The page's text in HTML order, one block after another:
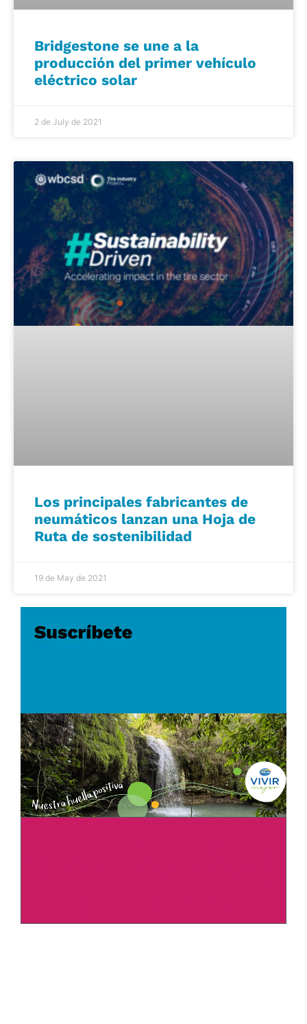
Bridgestone se une a la
producción del primer vehículo
eléctrico solar
2 de July de 2021
Los principales fabricantes de
neumáticos lanzan una Hoja de
Ruta de sostenibilidad
19 de May de 2021